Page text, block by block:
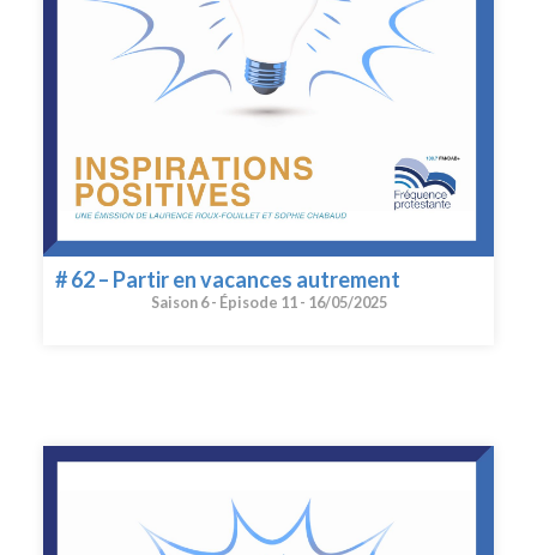
# 62 – Partir en vacances autrement
Saison 6 - Épisode 11 - 16/05/2025